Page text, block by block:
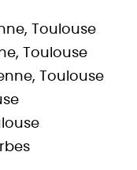
Toulouse
Toulouse
Toulouse